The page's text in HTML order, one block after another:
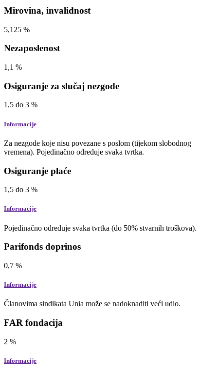
Mirovina, invalidnost
5,125 %
Nezaposlenost
1,1 %
Osiguranje za slučaj nezgode
1,5 do 3 %
Informacije
Za nezgode koje nisu povezane s poslom (tijekom slobodnog
vremena). Pojedinačno određuje svaka tvrtka.
Osiguranje plaće
1,5 do 3 %
Informacije
Pojedinačno određuje svaka tvrtka (do 50% stvarnih troškova).
Parifonds doprinos
0,7 %
Informacije
Članovima sindikata Unia može se nadoknaditi veći udio.
FAR fondacija
2 %
Informacije